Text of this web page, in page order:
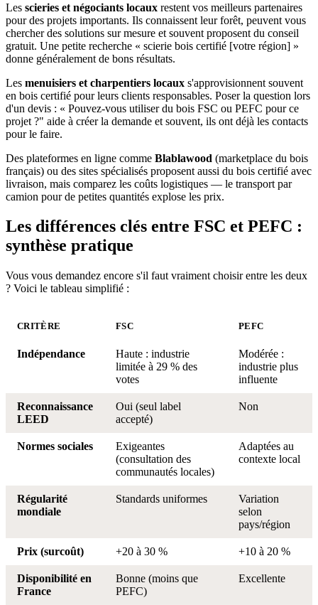
Les scieries et négociants locaux restent vos meilleurs partenaires
pour des projets importants. Ils connaissent leur forêt, peuvent vous
chercher des solutions sur mesure et souvent proposent du conseil
gratuit. Une petite recherche « scierie bois certifié [votre région] »
donne généralement de bons résultats.
Les menuisiers et charpentiers locaux s'approvisionnent souvent
en bois certifié pour leurs clients responsables. Poser la question lors
d'un devis : « Pouvez-vous utiliser du bois FSC ou PEFC pour ce
projet ?" aide à créer la demande et souvent, ils ont déjà les contacts
pour le faire.
Des plateformes en ligne comme Blablawood (marketplace du bois
français) ou des sites spécialisés proposent aussi du bois certifié avec
livraison, mais comparez les coûts logistiques — le transport par
camion pour de petites quantités explose les prix.
Les différences clés entre FSC et PEFC :
synthèse pratique
Vous vous demandez encore s'il faut vraiment choisir entre les deux
? Voici le tableau simplifié :
CRITÈRE FSC PEFC
Indépendance
Haute : industrie
limitée à 29 % des
votes
Modérée :
industrie plus
influente
Reconnaissance
LEED
Oui (seul label
accepté)
Non
Normes sociales
Exigeantes
(consultation des
communautés locales)
Adaptées au
contexte local
Régularité
mondiale
Standards uniformes
Variation
selon
pays/région
Prix (surcoût) +20 à 30 % +10 à 20 %
Disponibilité en
France
Bonne (moins que
PEFC)
Excellente